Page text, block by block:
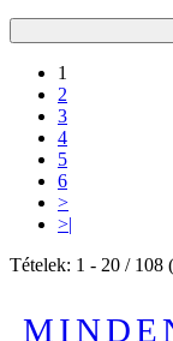
1
2
3
4
5
6
>
>|
Tételek: 1 - 20 / 108